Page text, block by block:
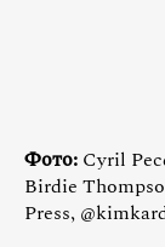
Фото: Cyril
Birdie
Press,